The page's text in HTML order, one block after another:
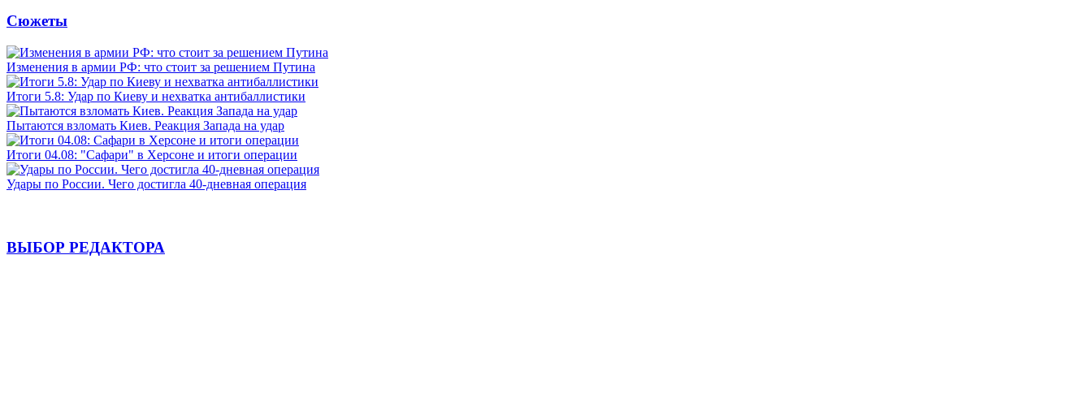
Сюжеты
Изменения в армии РФ: что стоит за решением Путина
Итоги 5.8: Удар по Киеву и нехватка антибаллистики
Пытаются взломать Киев. Реакция Запада на удар
Итоги 04.08: "Сафари" в Херсоне и итоги операции
Удары по России. Чего достигла 40-дневная операция
ВЫБОР РЕДАКТОРА